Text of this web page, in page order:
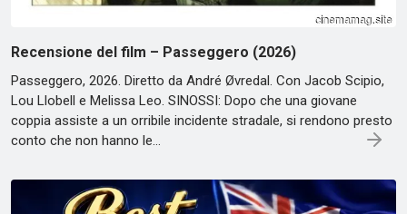
Recensione del film – Passeggero (2026)
Passeggero, 2026. Diretto da André Øvredal. Con Jacob Scipio,
Lou Llobell e Melissa Leo. SINOSSI: Dopo che una giovane
coppia assiste a un orribile incidente stradale, si rendono presto
conto che non hanno le…